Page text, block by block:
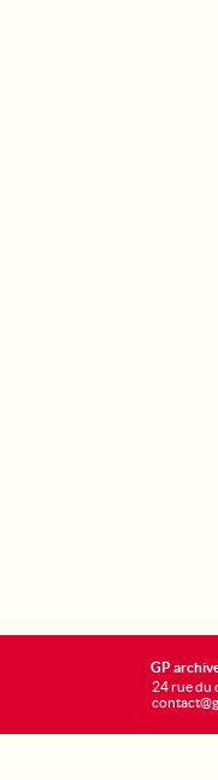
GP
24 rue du